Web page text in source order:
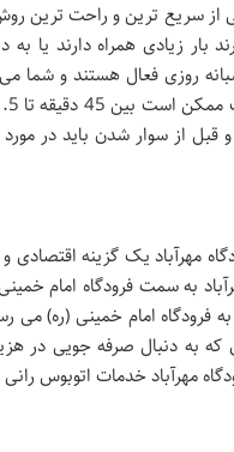
از سریع ترین و راحت ترین
زیادی همراه دارند یا به
روزی فعال هستند و شما
از سوار شدن باید در مورد
مهرآباد یک گزینه
ها است. اتوبوس های ویژه ای از ترمینال 4 فرودگاه مهرآباد
امام خمینی (ره) می
که به دنبال صرفه جویی در
مهرآباد خدمات اتوبوس رانی